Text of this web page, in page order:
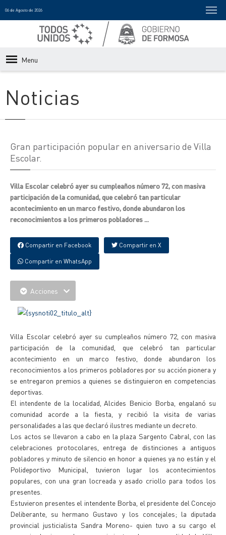
06 de Agosto de 2026
Menu
Noticias
Gran participación popular en aniversario de Villa
Escolar.
Villa Escolar celebró ayer su cumpleaños número 72, con masiva
participación de la comunidad, que celebró tan particular
acontecimiento en un marco festivo, donde abundaron los
reconocimientos a los primeros pobladores ...
Compartir en Facebook Compartir en X
Compartir en WhatsApp
Acciones
Villa Escolar celebró ayer su cumpleaños número 72, con masiva
participación de la comunidad, que celebró tan particular
acontecimiento en un marco festivo, donde abundaron los
reconocimientos a los primeros pobladores por su acción pionera y
se entregaron premios a quienes se distinguieron en competencias
deportivas.
El intendente de la localidad, Alcides Benicio Borba, engalanó su
comunidad acorde a la fiesta, y recibió la visita de varias
personalidades a las que declaró ilustres mediante un decreto.
Los actos se llevaron a cabo en la plaza Sargento Cabral, con las
celebraciones protocolares, entrega de distinciones a antiguos
pobladores y minuto de silencio en honor a quienes ya no están y el
Polideportivo Municipal, tuvieron lugar los acontecimientos
populares, con una gran locreada y asado criollo para todos los
presentes.
Estuvieron presentes el intendente Borba, el presidente del Concejo
Deliberante, su hermano Gustavo y los concejales; la diputada
provincial justicialista Sandra Moreno- quien tuvo a su cargo el